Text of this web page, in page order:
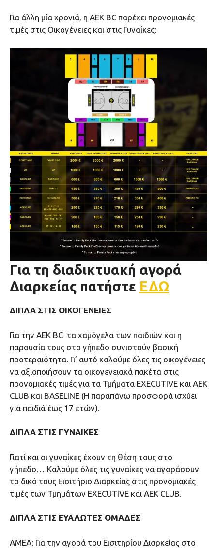
Για άλλη μία χρονιά, η ΑΕΚ BC παρέχει προνομιακές
τιμές στις Οικογένειες και στις Γυναίκες:
Για τη διαδικτυακή αγορά
Διαρκείας πατήστε ΕΔΩ
ΔΙΠΛΑ ΣΤΙΣ ΟΙΚΟΓΕΝΕΙΕΣ
Για την ΑΕΚ BC τα χαμόγελα των παιδιών και η
παρουσία τους στο γήπεδο συνιστούν βασική
προτεραιότητα. Γι’ αυτό καλούμε όλες τις οικογένειες
να αξιοποιήσουν τα οικογενειακά πακέτα στις
προνομιακές τιμές για τα Τμήματα EXECUTIVE και AEK
CLUB και BASELINE (Η παραπάνω προσφορά ισχύει
για παιδιά έως 17 ετών).
ΔΙΠΛΑ ΣΤΙΣ ΓΥΝΑΙΚΕΣ
Γιατί και οι γυναίκες έχουν τη θέση τους στο
γήπεδο… Καλούμε όλες τις γυναίκες να αγοράσουν
το δικό τους Εισιτήριο Διαρκείας στις προνομιακές
τιμές των Τμημάτων EXECUTIVE και AEK CLUB.
ΔΙΠΛΑ ΣΤΙΣ ΕΥΑΛΩΤΕΣ ΟΜΑΔΕΣ
ΑΜΕΑ: Για την αγορά του Εισιτηρίου Διαρκείας στο